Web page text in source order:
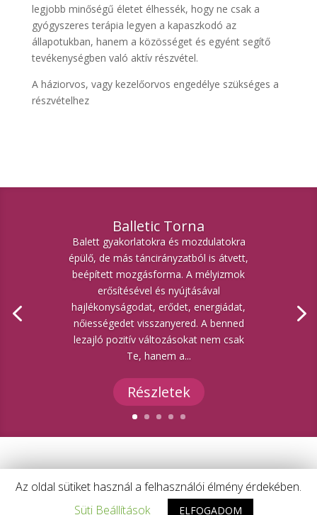
legjobb minőségű életet élhessék, hogy ne csak a
gyógyszeres terápia legyen a kapaszkodó az
állapotukban, hanem a közösséget és egyént segítő
tevékenységben való aktív részvétel.
A háziorvos, vagy kezelőorvos engedélye szükséges a
részvételhez
Balletic Torna
Balett gyakorlatokra és mozdulatokra
épülő, de más táncirányzatból is átvett,
beépített mozgásforma. A mélyizmok
erősítésével és nyújtásával
hajlékonyságodat, erődet, energiádat,
nőiességedet visszanyered. A benned
lezajló pozitív változásokat nem csak
Te, hanem a...
Részletek
Az oldal sütiket használ a felhasználói élmény érdekében.
Süti Beállítások
ELFOGADOM